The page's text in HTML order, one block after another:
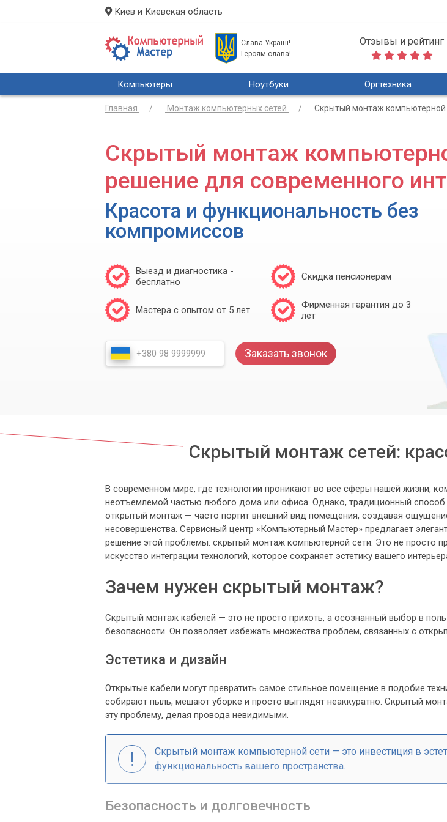
Киев и Киевская область
Слава Україні!
Героям слава!
Отзывы и рейтинг
Компьютеры Ноутбуки Оргтехника
Главная Монтаж компьютерных сетей Скрытый монтаж компьютерной
Скрытый монтаж
решение для современного
Красота и функциональность без
компромиссов
Выезд и диагностика -
бесплатно
Скидка пенсионерам
Мастера с опытом от 5 лет
Фирменная гарантия до 3
лет
Заказать звонок
Скрытый монтаж сетей:
В современном мире, где технологии проникают во все сферы нашей жизни,
неотъемлемой частью любого дома или офиса. Однако, традиционный
открытый монтаж — часто портит внешний вид помещения, создавая
несовершенства. Сервисный центр «Компьютерный Мастер» предлагает
решение этой проблемы: скрытый монтаж компьютерной сети. Это не просто
искусство интеграции технологий, которое сохраняет эстетику вашего
Зачем нужен скрытый монтаж?
Скрытый монтаж кабелей — это не просто прихоть, а осознанный выбор в
безопасности. Он позволяет избежать множества проблем, связанных с
Эстетика и дизайн
Открытые кабели могут превратить самое стильное помещение в подобие
собирают пыль, мешают уборке и просто выглядят неаккуратно. Скрытый
эту проблему, делая провода невидимыми.
Скрытый монтаж компьютерной сети — это инвестиция в
функциональность вашего пространства.
Безопасность и долговечность